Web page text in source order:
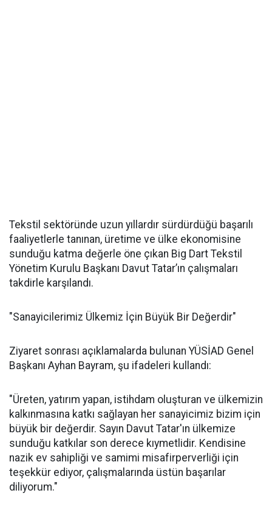
Tekstil sektöründe uzun yıllardır sürdürdüğü başarılı
faaliyetlerle tanınan, üretime ve ülke ekonomisine
sunduğu katma değerle öne çıkan Big Dart Tekstil
Yönetim Kurulu Başkanı Davut Tatar’ın çalışmaları
takdirle karşılandı.
"Sanayicilerimiz Ülkemiz İçin Büyük Bir Değerdir"
Ziyaret sonrası açıklamalarda bulunan YÜSİAD Genel
Başkanı Ayhan Bayram, şu ifadeleri kullandı:
"Üreten, yatırım yapan, istihdam oluşturan ve ülkemizin
kalkınmasına katkı sağlayan her sanayicimiz bizim için
büyük bir değerdir. Sayın Davut Tatar'ın ülkemize
sunduğu katkılar son derece kıymetlidir. Kendisine
nazik ev sahipliği ve samimi misafirperverliği için
teşekkür ediyor, çalışmalarında üstün başarılar
diliyorum."